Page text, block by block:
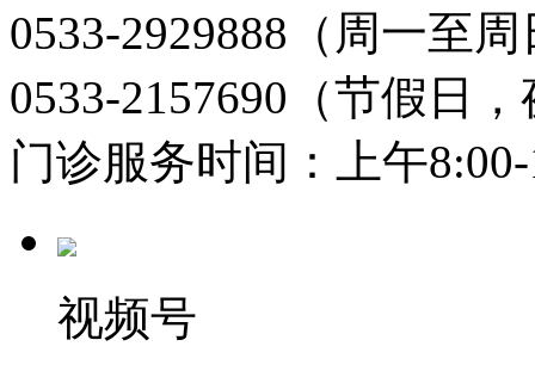
0533-2929888（周一至
0533-2157690（节假日
门诊服务时间：上午
视频号